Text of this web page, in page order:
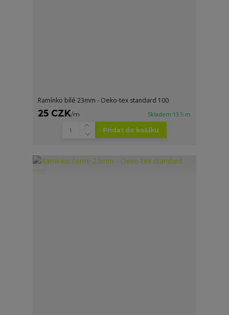
Ramínko bílé 23mm - Oeko-tex standard 100
25 CZK/m Skladem 13.5 m
Přidat do košíku